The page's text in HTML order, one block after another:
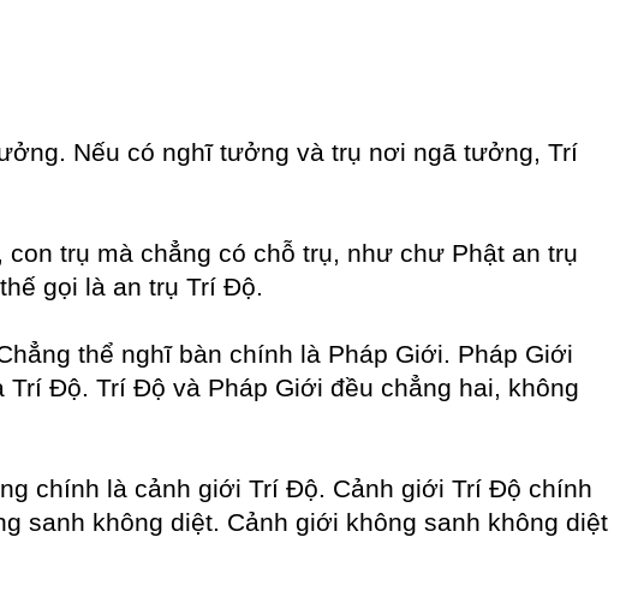
Nếu có nghĩ tưởng và trụ nơi ngã tưởng, Trí
trụ mà chẳng có chỗ trụ, như chư Phật an trụ
gọi là an trụ Trí Độ.
thể nghĩ bàn chính là Pháp Giới. Pháp Giới
Độ. Trí Độ và Pháp Giới đều chẳng hai, không
chính là cảnh giới Trí Độ. Cảnh giới Trí Độ chính
sanh không diệt. Cảnh giới không sanh không diệt